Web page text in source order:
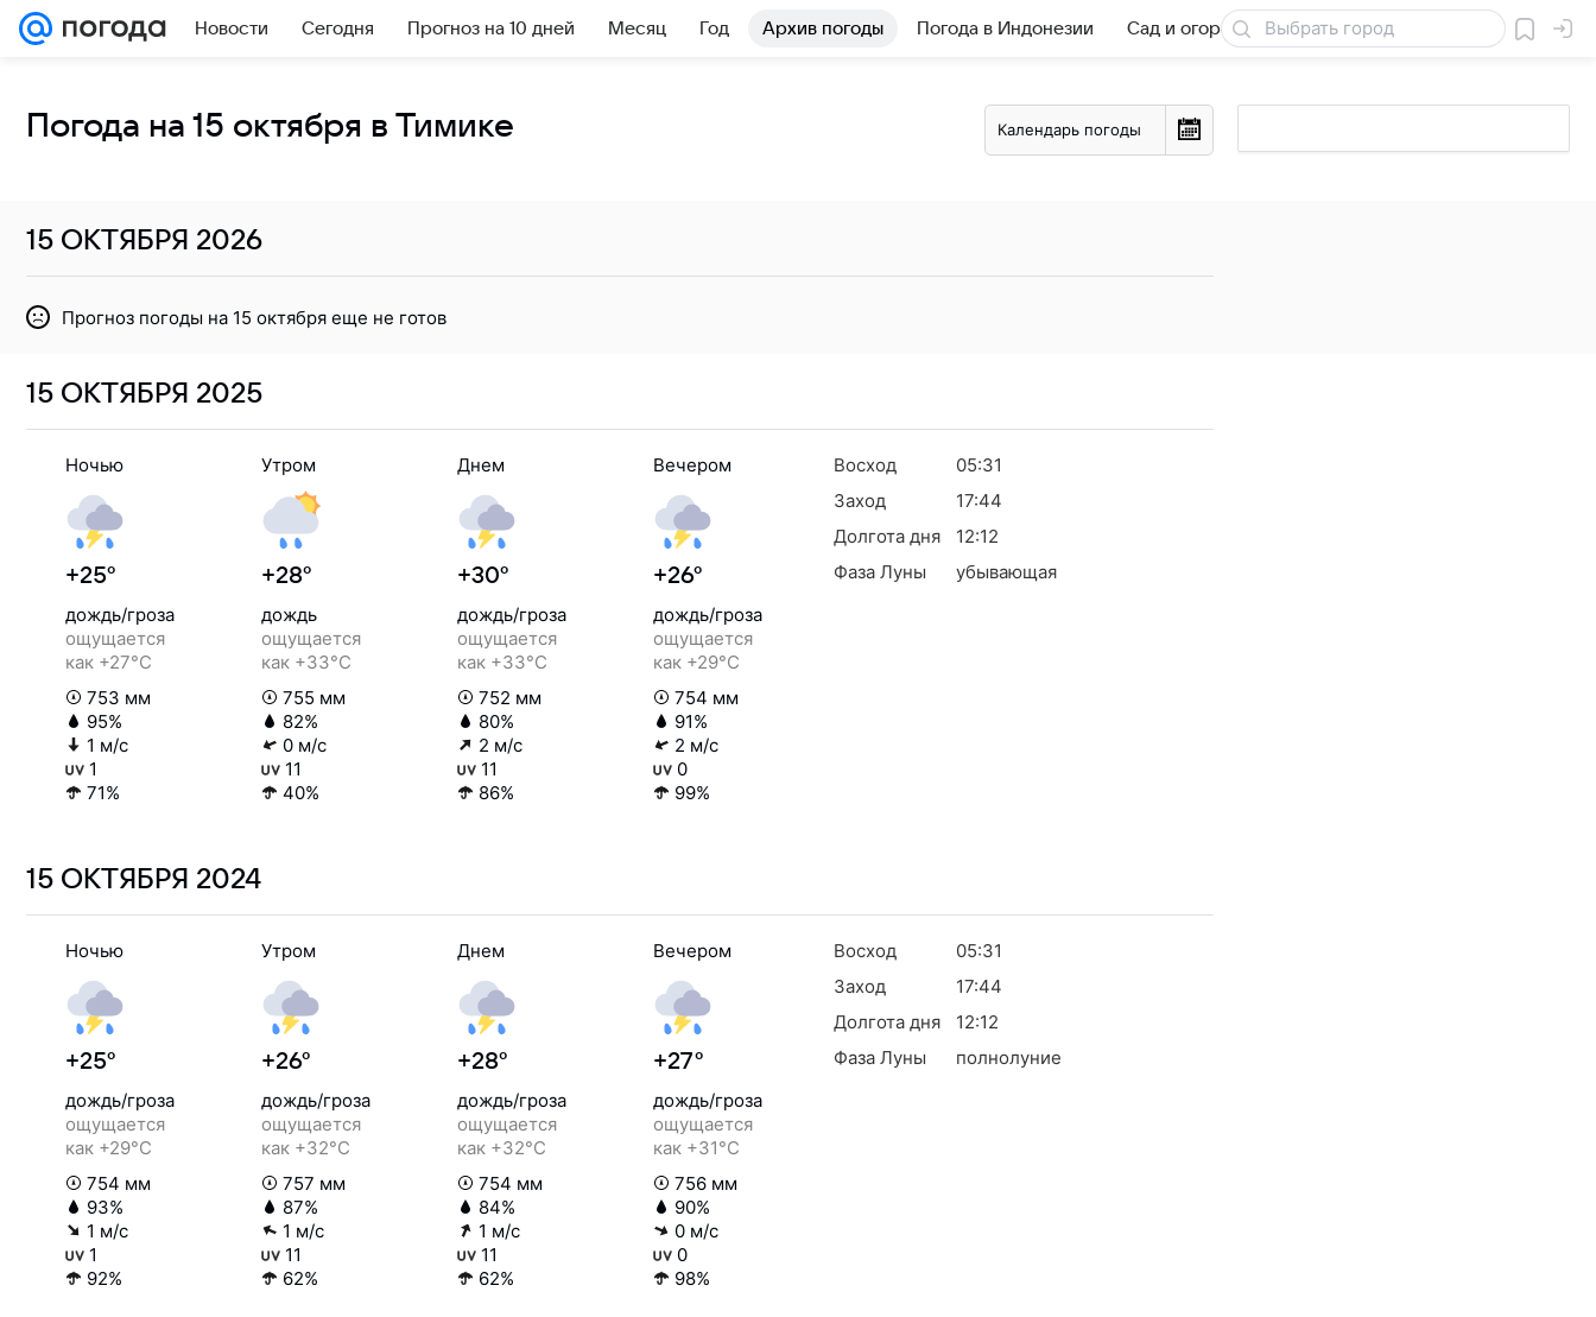
Новости Сегодня Прогноз на 10 дней Месяц Год Архив погоды Погода в Индонезии Сад и огород Товары для дачи
Погода на 15 октября в Тимике Календарь погоды
15 ОКТЯБРЯ 2026
Прогноз погоды на 15 октября еще не готов
15 ОКТЯБРЯ 2025
Ночью
+25°
дождь/гроза
ощущается
как +27°C
753 мм
95%
1 м/с
1
71%
Утром
+28°
дождь
ощущается
как +33°C
755 мм
82%
0 м/с
11
40%
Днем
+30°
дождь/гроза
ощущается
как +33°C
752 мм
80%
2 м/с
11
86%
Вечером
+26°
дождь/гроза
ощущается
как +29°C
754 мм
91%
2 м/с
0
99%
Восход
05:31
Заход
17:44
Долгота дня
12:12
Фаза Луны
убывающая
15 ОКТЯБРЯ 2024
Ночью
+25°
дождь/гроза
ощущается
как +29°C
754 мм
93%
1 м/с
1
92%
Утром
+26°
дождь/гроза
ощущается
как +32°C
757 мм
87%
1 м/с
11
62%
Днем
+28°
дождь/гроза
ощущается
как +32°C
754 мм
84%
1 м/с
11
62%
Вечером
+27°
дождь/гроза
ощущается
как +31°C
756 мм
90%
0 м/с
0
98%
Восход
05:31
Заход
17:44
Долгота дня
12:12
Фаза Луны
полнолуние